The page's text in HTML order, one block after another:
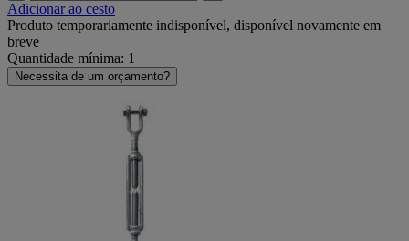
Adicionar ao cesto
Produto temporariamente indisponível, disponível novamente em
breve
Quantidade mínima: 1
Necessita de um orçamento?